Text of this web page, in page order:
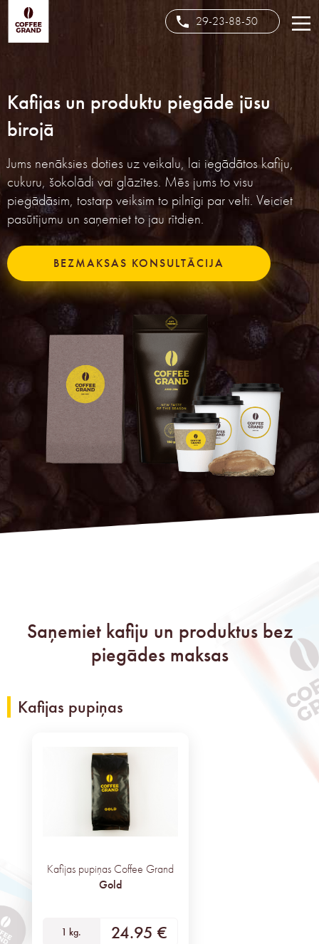
29-23-88-50
Kafijas un produktu piegāde jūsu
birojā
Jums nenāksies doties uz veikalu, lai iegādātos kafiju,
cukuru, šokolādi vai glāzītes. Mēs jums to visu
piegādāsim, tostarp veiksim to pilnīgi par velti. Veiciet
pasūtījumu un saņemiet to jau rītdien.
BEZMAKSAS KONSULTĀCIJA
Saņemiet kafiju un produktus bez
piegādes maksas
Kafijas pupiņas
Kafijas pupiņas Coffee Grand
Gold
1 kg. 24.95 €